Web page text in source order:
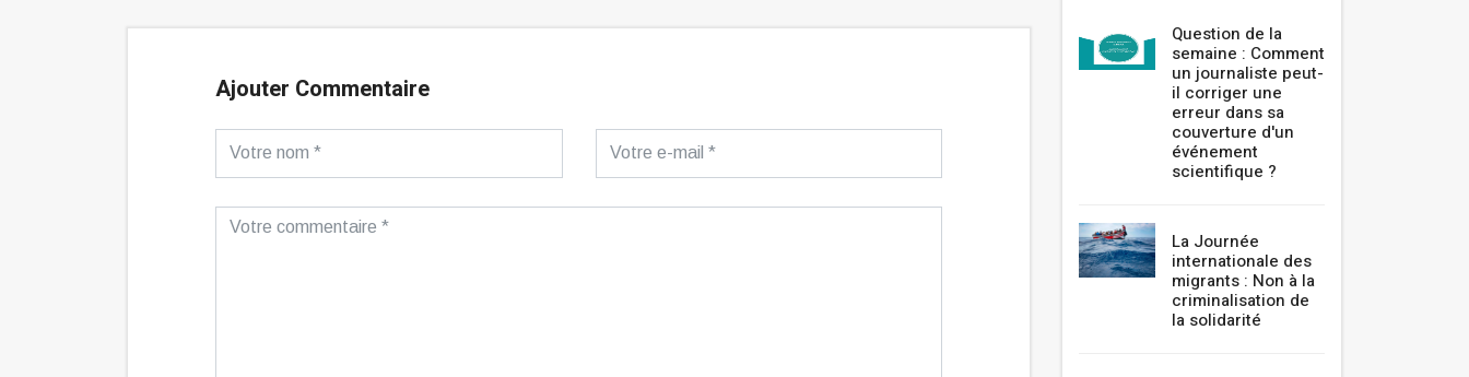
Ajouter Commentaire
Question de la
semaine : Comment
un journaliste peut-
il corriger une
erreur dans sa
couverture d'un
événement
scientifique ?
La Journée
internationale des
migrants : Non à la
criminalisation de
la solidarité